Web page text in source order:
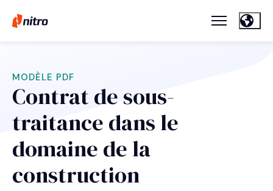
MODÈLE PDF
Contrat de sous-
traitance dans le
domaine de la
construction